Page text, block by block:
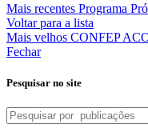
Mais recentes Programa
Voltar para a lista
Mais velhos CONFEP
Fechar
Pesquisar no site